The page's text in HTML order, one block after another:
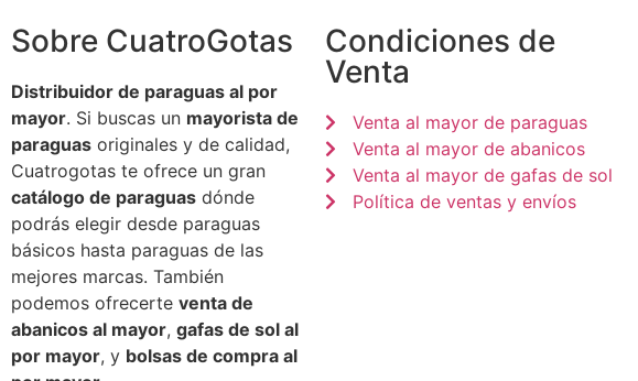
Sobre CuatroGotas
Distribuidor de paraguas al por
mayor. Si buscas un mayorista de
paraguas originales y de calidad,
Cuatrogotas te ofrece un gran
catálogo de paraguas dónde
podrás elegir desde paraguas
básicos hasta paraguas de las
mejores marcas. También
podemos ofrecerte venta de
abanicos al mayor, gafas de sol al
por mayor, y bolsas de compra al
Condiciones de
Venta
Venta al mayor de paraguas
Venta al mayor de abanicos
Venta al mayor de gafas de sol
Política de ventas y envíos